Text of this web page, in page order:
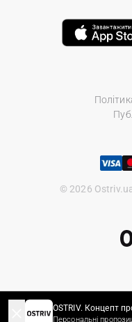
© 2026
OSTRIV. Концепт
Персональні